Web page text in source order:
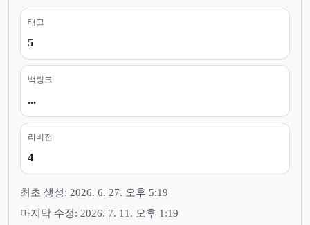
태그
5
백링크
...
리비전
4
최초 생성: 2026. 6. 27. 오후 5:19
마지막 수정: 2026. 7. 11. 오후 1:19